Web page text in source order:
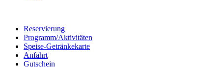
Reservierung
Programm/Aktivitäten
Speise-Getränkekarte
Anfahrt
Gutschein